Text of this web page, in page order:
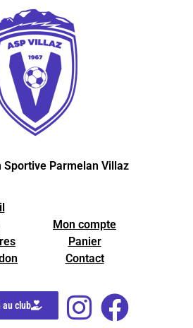
Sportive Parmelan Villaz
Mon compte
Panier
Contact
au club